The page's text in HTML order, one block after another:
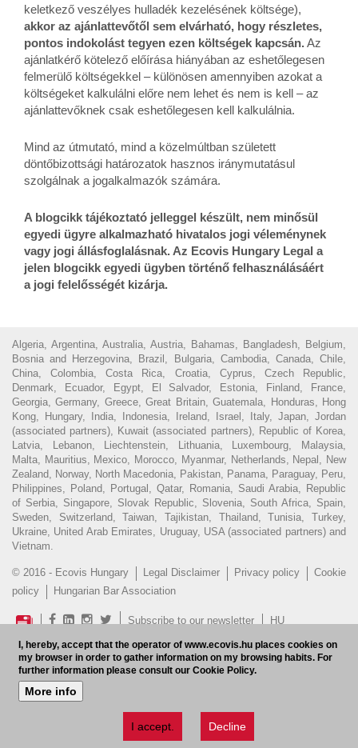
keletkező veszélyes hulladék kezelésének költsége),
akkor az ajánlattevőtől sem elvárható, hogy részletes,
pontos indokolást tegyen ezen költségek kapcsán.Az
ajánlatkérő kötelező előírása hiányában az eshetőlegesen
felmerülő költségekkel – különösen amennyiben azokat a
költségeket kalkulálni előre nem lehet és nem is kell – az
ajánlattevőknek csak eshetőlegesen kell kalkulálnia.
Mind az útmutató, mind a közelmúltban született
döntőbizottsági határozatok hasznos iránymutatásul
szolgálnak a jogalkalmazók számára.
A blogcikk tájékoztató jelleggel készült, nem minősül
egyedi ügyre alkalmazható hivatalos jogi véleménynek
vagy jogi állásfoglalásnak. Az Ecovis Hungary Legal a
jelen blogcikk egyedi ügyben történő felhasználásáért
a jogi felelősségét kizárja.
Algeria, Argentina, Australia, Austria, Bahamas, Bangladesh, Belgium,
Bosnia and Herzegovina, Brazil, Bulgaria, Cambodia, Canada, Chile,
China, Colombia, Costa Rica, Croatia, Cyprus, Czech Republic,
Denmark, Ecuador, Egypt, El Salvador, Estonia, Finland, France,
Georgia, Germany, Greece, Great Britain, Guatemala, Honduras, Hong
Kong, Hungary, India, Indonesia, Ireland, Israel, Italy, Japan, Jordan
(associated partners), Kuwait (associated partners), Republic of Korea,
Latvia, Lebanon, Liechtenstein, Lithuania, Luxembourg, Malaysia,
Malta, Mauritius, Mexico, Morocco, Myanmar, Netherlands, Nepal, New
Zealand, Norway, North Macedonia, Pakistan, Panama, Paraguay, Peru,
Philippines, Poland, Portugal, Qatar, Romania, Saudi Arabia, Republic
of Serbia, Singapore, Slovak Republic, Slovenia, South Africa, Spain,
Sweden, Switzerland, Taiwan, Tajikistan, Thailand, Tunisia, Turkey,
Ukraine, United Arab Emirates, Uruguay, USA (associated partners) and
Vietnam.
© 2016 - Ecovis Hungary Legal Disclaimer Privacy policy
Cookie
policy
Hungarian Bar Association
Subscribe to our newsletter HU
I, hereby, accept that the operator of www.ecovis.hu places cookies on
my browser in order to gather information on my browsing habits. For
further information please consult our Cookie Policy.
More info
I accept. Decline